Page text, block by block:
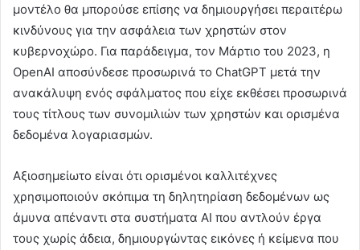
μοντέλο θα μπορούσε επίσης να δημιουργήσει περαιτέρω
κινδύνους για την ασφάλεια των χρηστών στον
κυβερνοχώρο. Για παράδειγμα, τον Μάρτιο του 2023, η
OpenAI αποσύνδεσε προσωρινά το ChatGPT μετά την
ανακάλυψη ενός σφάλματος που είχε εκθέσει προσωρινά
τους τίτλους των συνομιλιών των χρηστών και ορισμένα
δεδομένα λογαριασμών.
Αξιοσημείωτο είναι ότι ορισμένοι καλλιτέχνες
χρησιμοποιούν σκόπιμα τη δηλητηρίαση δεδομένων ως
άμυνα απέναντι στα συστήματα AI που αντλούν έργα
τους χωρίς άδεια, δημιουργώντας εικόνες ή κείμενα που